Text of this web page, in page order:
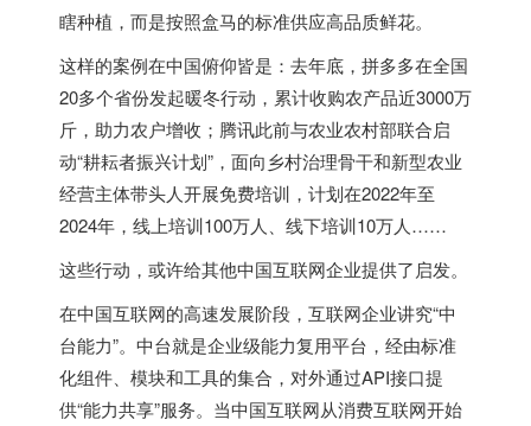
瞎种植，而是按照盒马的标准供应高品质鲜花。
这样的案例在中国俯仰皆是：去年底，拼多多在全国
20多个省份发起暖冬行动，累计收购农产品近3000万
斤，助力农户增收；腾讯此前与农业农村部联合启
动“耕耘者振兴计划”，面向乡村治理骨干和新型农业
经营主体带头人开展免费培训，计划在2022年至
2024年，线上培训100万人、线下培训10万人……
这些行动，或许给其他中国互联网企业提供了启发。
在中国互联网的高速发展阶段，互联网企业讲究“中
台能力”。中台就是企业级能力复用平台，经由标准
化组件、模块和工具的集合，对外通过API接口提
供“能力共享”服务。当中国互联网从消费互联网开始